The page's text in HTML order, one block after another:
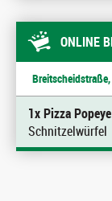
ONLINE
1x Pizza Popeye
Schnitzelwürfel